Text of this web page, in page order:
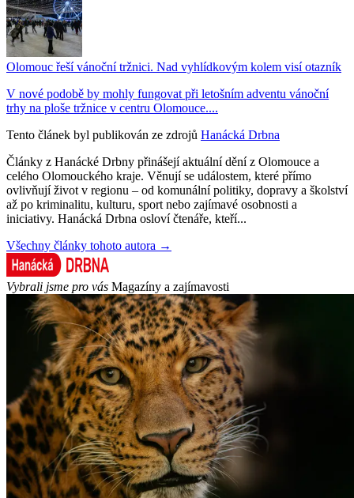
Olomouc řeší vánoční tržnici. Nad vyhlídkovým kolem visí otazník
V nové podobě by mohly fungovat při letošním adventu vánoční
trhy na ploše tržnice v centru Olomouce....
Tento článek byl publikován ze zdrojů Hanácká Drbna
Články z Hanácké Drbny přinášejí aktuální dění z Olomouce a
celého Olomouckého kraje. Věnují se událostem, které přímo
ovlivňují život v regionu – od komunální politiky, dopravy a školství
až po kriminalitu, kulturu, sport nebo zajímavé osobnosti a
iniciativy. Hanácká Drbna osloví čtenáře, kteří...
Všechny články tohoto autora →
Vybrali jsme pro vás Magazíny a zajímavosti